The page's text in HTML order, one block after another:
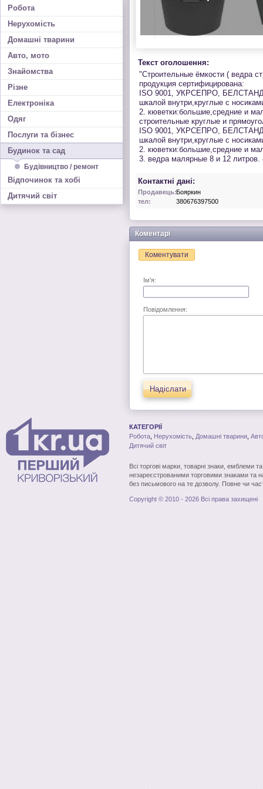
Робота
Нерухомість
Домашні тварини
Авто, мото
Знайомства
Різне
Електроніка
Одяг
Послуги та бізнес
Будинок та сад
Будівництво / ремонт
Відпочинок та хобі
Дитячий світ
Текст оголошення:
"Строительные ёмкости ( ведра
продукция сертифицирована:
ISO 9001, УКРСЕПРО,
шкалой внутри,круглые с
2. кюветки:большие,средние и
строительные круглые и
ISO 9001, УКРСЕПРО,
шкалой внутри,круглые с
2. кюветки:большие,средние и
3. ведра малярные 8 и 12 литров.
Контактні дані:
Продавець:Бояркин
тел:
380676397500
Коментарі
Коментувати
Ім'я:
Повідомлення:
Надіслати
КАТЕГОРІЇ
Робота Нерухомість Домашні тварини
Дитячий світ
Всі торгові марки, товарні знаки, емблеми
незареєстрованими торговими знаками та
без письмового на те дозволу. Повне чи
Copyright © 2010 - 2026 Всі права захищені